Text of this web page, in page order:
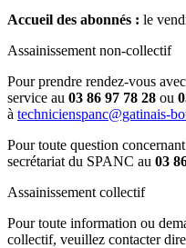
Accueil des abonnés : le
Assainissement non-collectif
Pour prendre rendez-vous
service au 03 86 97 78 28 ou
à technicienspanc@gatinais-
Pour toute question
secrétariat du SPANC au 03
Assainissement collectif
Pour toute information ou
collectif, veuillez contacter